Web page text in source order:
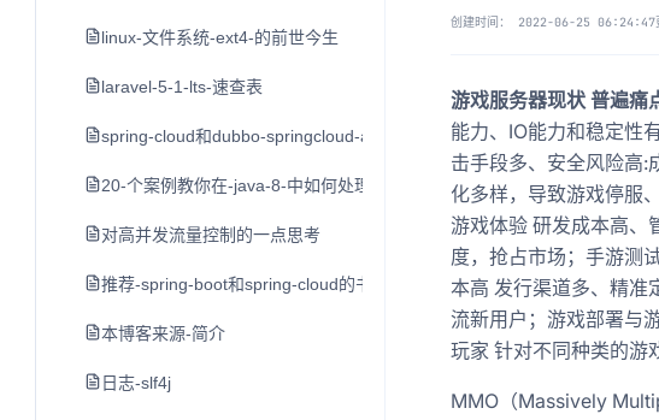
linux-文件系统-ext4-的前世今生
laravel-5-1-lts-速查表
spring-cloud和dubbo-springcloud-alibaba
20-个案例教你在-java-8-中如何处理日期和时间
对高并发流量控制的一点思考
推荐-spring-boot和spring-cloud的书
本博客来源-简介
日志-slf4j
创建时间： 2022-06-25 06:24:47
游戏服务器现状 普遍痛
能力、IO能力和稳定性
击手段多、安全风险高:
化多样，导致游戏停服
游戏体验 研发成本高、
度，抢占市场；手游测
本高 发行渠道多、精准
流新用户；游戏部署与
玩家 针对不同种类的游
MMO（Massively